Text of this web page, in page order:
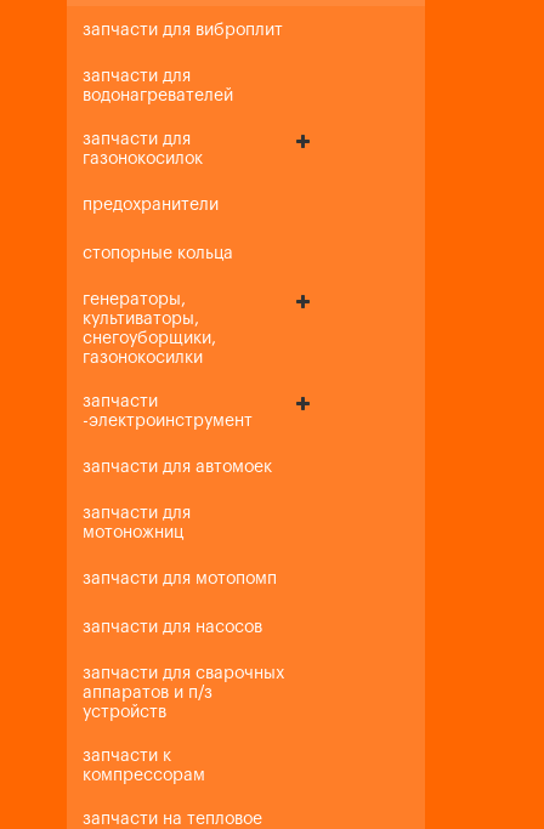
запчасти для виброплит
запчасти для
водонагревателей
запчасти для
газонокосилок
предохранители
стопорные кольца
генераторы,
культиваторы,
снегоуборщики,
газонокосилки
запчасти
-электроинструмент
запчасти для автомоек
запчасти для
мотоножниц
запчасти для мотопомп
запчасти для насосов
запчасти для сварочных
аппаратов и п/з
устройств
запчасти к
компрессорам
запчасти на тепловое